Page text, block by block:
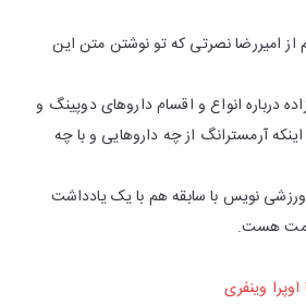
از امیررضا نصرتی که تو نوشتن متن این
درباره انواع و اقسام داروهای دوپینگ و
آرمسترانگ از چه داروهایی و با چه
ورزشی نویس با سابقه هم با یک یادداشت
هست.
وینفری